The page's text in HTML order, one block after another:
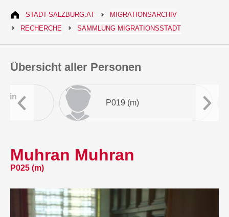
STADT-SALZBURG.AT
MIGRATIONSARCHIV
RECHERCHE
SAMMLUNG MIGRATIONSSTADT
Übersicht aller Personen
P019 (m)
zurück
Muhran Muhran
P025 (m)